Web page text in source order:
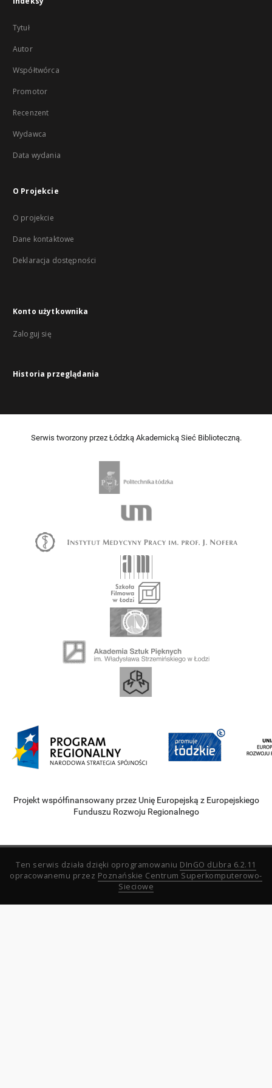
Tytuł
Autor
Współtwórca
Promotor
Recenzent
Wydawca
Data wydania
O Projekcie
O projekcie
Dane kontaktowe
Deklaracja dostępności
Konto użytkownika
Zaloguj się
Historia przeglądania
Serwis tworzony przez Łódzką Akademicką Sieć Biblioteczną.
Projekt współfinansowany przez Unię Europejską z Europejskiego
Funduszu Rozwoju Regionalnego
Ten serwis działa dzięki oprogramowaniu DInGO dLibra 6.2.11
opracowanemu przez Poznańskie Centrum Superkomputerowo-
Sieciowe